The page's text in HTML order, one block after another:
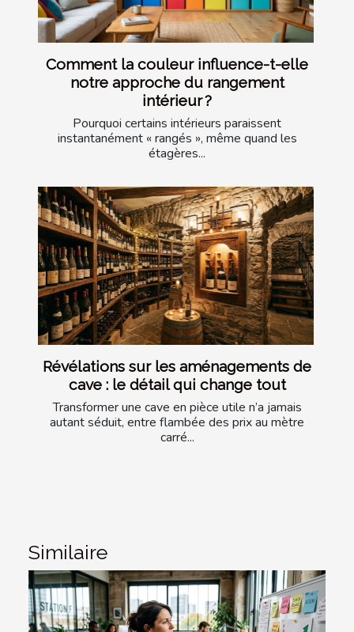
Comment la couleur influence-t-elle
notre approche du rangement
intérieur ?
Pourquoi certains intérieurs paraissent
instantanément « rangés », même quand les
étagères...
Révélations sur les aménagements de
cave : le détail qui change tout
Transformer une cave en pièce utile n’a jamais
autant séduit, entre flambée des prix au mètre
carré...
Similaire